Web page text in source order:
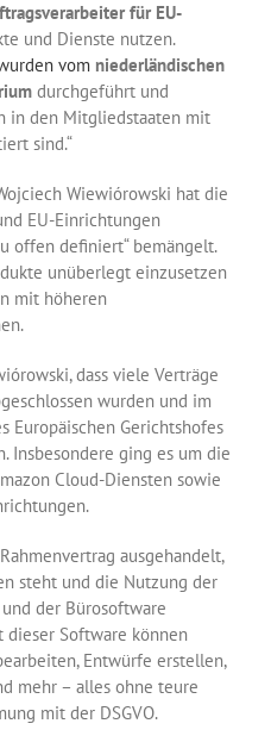
für EU-
und Dienste nutzen.
vom niederländischen
durchgeführt und
in den Mitgliedstaaten mit
sind.“
Wiewiórowski hat die
EU-Einrichtungen
offen definiert“ bemängelt.
unüberlegt einzusetzen
mit höheren
dass viele Verträge
wurden und im
Europäischen Gerichtshofes
Insbesondere ging es um die
Cloud-Diensten sowie
ausgehandelt,
steht und die Nutzung der
und der Bürosoftware
Software können
Entwürfe erstellen,
mehr – alles ohne teure
mit der DSGVO.